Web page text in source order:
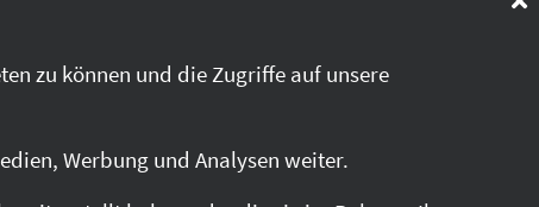
zu können und die Zugriffe auf unsere
Werbung und Analysen weiter.